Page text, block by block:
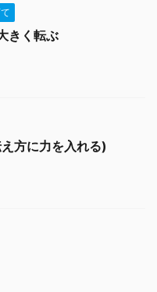
きく転ぶ
方に力を入れる)